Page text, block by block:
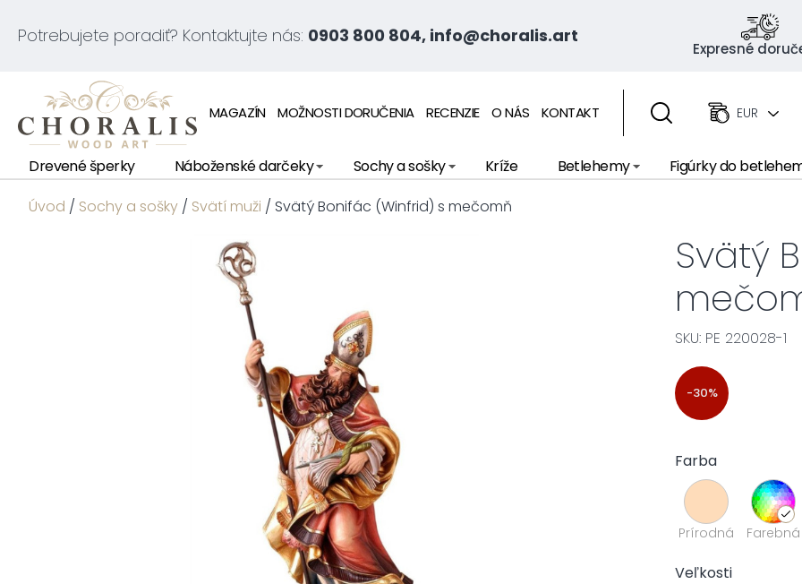
Potrebujete poradiť? Kontaktujte nás: 0903 800 804, info@choralis.art
Expresné
MAGAZÍN MOŽNOSTI DORUČENIA RECENZIE O NÁS KONTAKT EUR
Drevené šperky Náboženské darčeky Sochy a sošky Kríže Betlehemy Figúrky do
Úvod / Sochy a sošky / Svätí muži / Svätý Bonifác (Winfrid) s mečomň
Svätý
SKU: PE 220028-1
-30%
Farba
Prírodná Farebná
Veľkosti